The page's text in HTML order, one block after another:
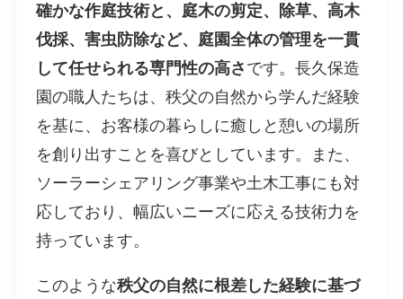
確かな作庭技術と、庭木の剪定、除草、高木
伐採、害虫防除など、庭園全体の管理を一貫
して任せられる専門性の高さ です。長久保造
園の職人たちは、秩父の自然から学んだ経験
を基に、お客様の暮らしに癒しと憩いの場所
を創り出すことを喜びとしています。また、
ソーラーシェアリング事業や土木工事にも対
応しており、幅広いニーズに応える技術力を
持っています。
このような秩父の自然に根差した経験に基づ